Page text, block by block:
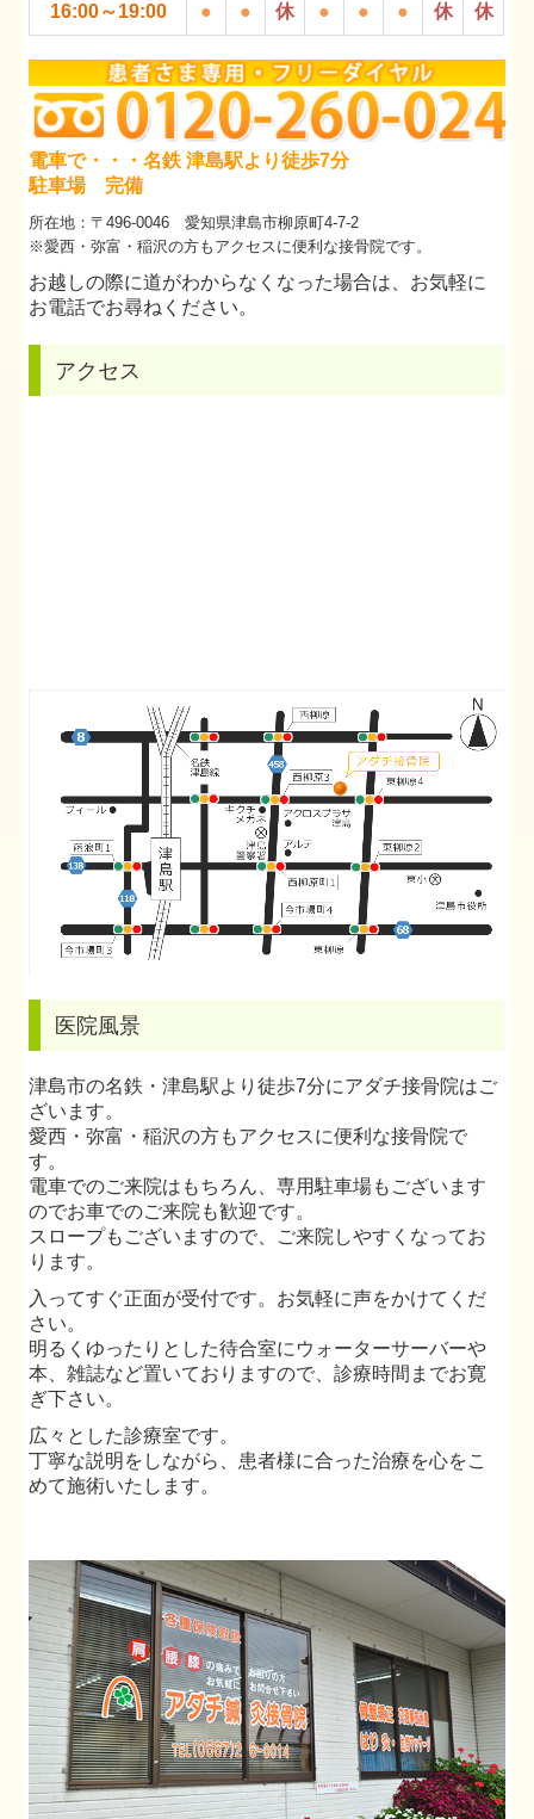
16:00～19:00 ● ● 休 ● ● ● 休 休
電車で・・・名鉄 津島駅より徒歩7分
駐車場 完備
所在地：〒496-0046 愛知県津島市柳原町4-7-2
※愛西・弥富・稲沢の方もアクセスに便利な接骨院です。
お越しの際に道がわからなくなった場合は、お気軽に
お電話でお尋ねください。
アクセス
医院風景
津島市の名鉄・津島駅より徒歩7分にアダチ接骨院はご
ざいます。
愛西・弥富・稲沢の方もアクセスに便利な接骨院で
す。
電車でのご来院はもちろん、専用駐車場もございます
のでお車でのご来院も歓迎です。
スロープもございますので、ご来院しやすくなってお
ります。
入ってすぐ正面が受付です。お気軽に声をかけてくだ
さい。
明るくゆったりとした待合室にウォーターサーバーや
本、雑誌など置いておりますので、診療時間までお寛
ぎ下さい。
広々とした診療室です。
丁寧な説明をしながら、患者様に合った治療を心をこ
めて施術いたします。